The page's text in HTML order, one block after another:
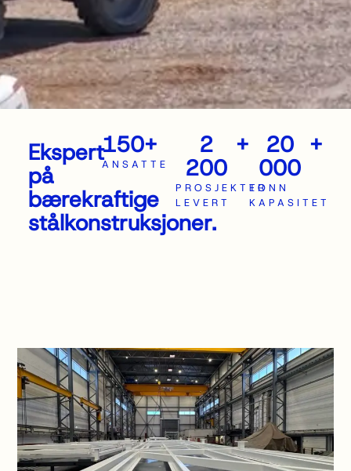
Ekspert
på
bærekraftige
stålkonstruksjoner.
ANSATTE
150+
PROSJEKTER
LEVERT
2
200
+
TONN
KAPASITET
20
000
+